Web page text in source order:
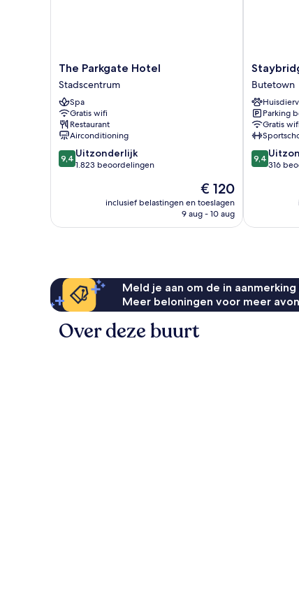
The
Parkgate
Hotel
Stadscentrum
The Parkgate Hotel
Stadscentrum
Spa
Gratis wifi
Restaurant
Airconditioning
9.4
van
9,4 Uitzonderlijk
1.823 beoordelingen
De
prijs
is
€ 120
inclusief belastingen en toeslagen
9 aug - 10 aug
Staybridge
Suites
Cardiff
by
IHG
Butetown
Butetown
Parking
Gratis wifi
9.4
van
9,4
316
Meld je aan om de in
Meer beloningen voor meer
Over deze buurt